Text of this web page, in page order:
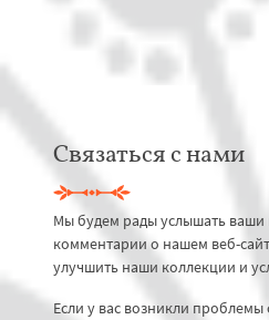
Связаться с нами
Мы будем рады услышать
комментарии о нашем веб-
улучшить наши коллекции и
Если у вас возникли проблемы